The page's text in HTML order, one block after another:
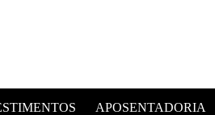
APOSENTADORIA